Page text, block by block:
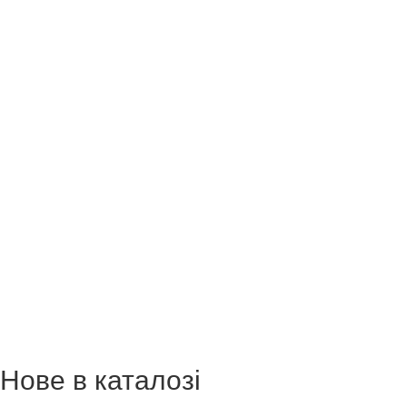
Нове в каталозі